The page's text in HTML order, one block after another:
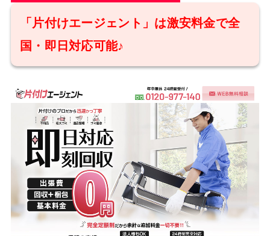
「片付けエージェント」は激安料金で全
国・即日対応可能♪